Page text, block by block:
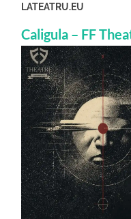
LATEATRU.EU
Caligula – FF